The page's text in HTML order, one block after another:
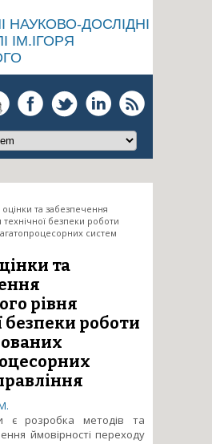
НАУКОВО-ДОСЛІДНІ
ІМ.ІГОРЯ
та забезпечення
технічної безпеки роботи
систем
та
рівня
безпеки роботи
є розробка методів та
ймовірності переходу